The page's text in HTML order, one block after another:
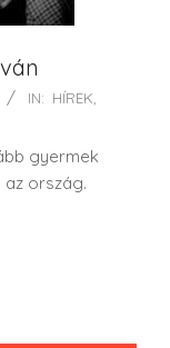
IN: HÍREK
gyermek
ország.